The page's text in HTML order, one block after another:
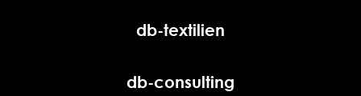
db-textilien
db-consulting